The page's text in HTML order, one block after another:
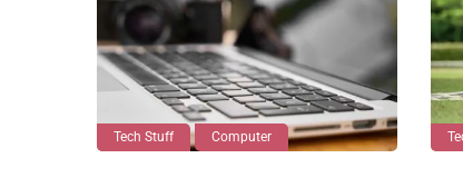
Tech Stuff Computer